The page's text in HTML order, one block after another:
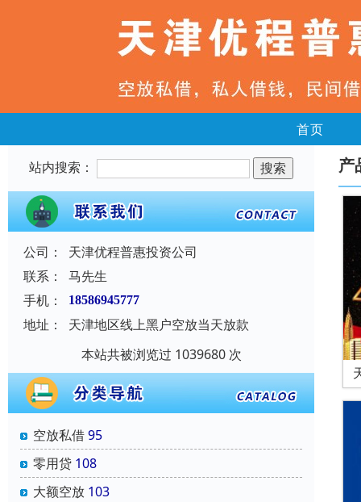
首页
站内搜索：
公司：
天津优程普惠投资公司
联系：
马先生
手机：
18586945777
地址：
天津地区线上黑户空放当天放款
本站共被浏览过 1039680 次
空放私借95
零用贷 108
大额空放 103
产